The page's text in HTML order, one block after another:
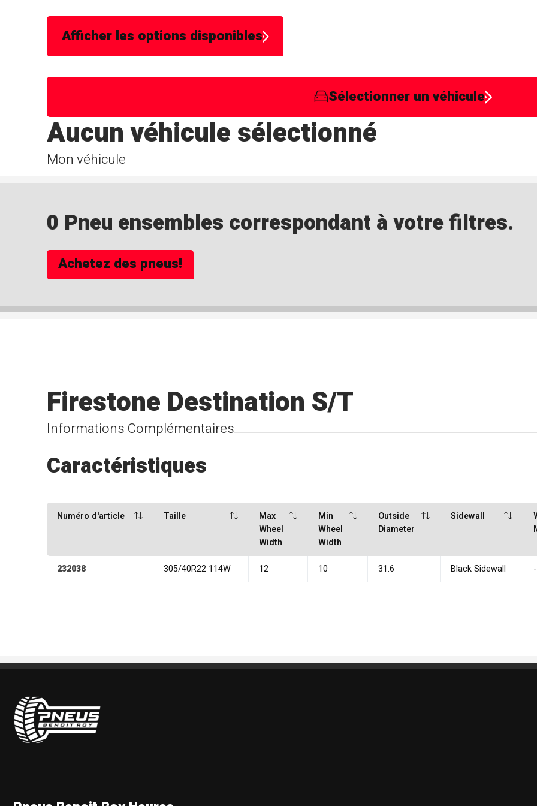
Afficher les options disponibles
Sélectionner un véhicule
Mon véhicule
Aucun véhicule sélectionné
0 Pneu ensembles correspondant à votre filtres.
Achetez des pneus!
Informations Complémentaires
Firestone Destination S/T
Caractéristiques
Numéro d'article Taille
Max
Wheel
Width
Min
Wheel
Width
Outside
Diameter
Sidewall
232038 305/40R22 114W 12 10 31.6 Black Sidewall -
Pneus Benoit Roy